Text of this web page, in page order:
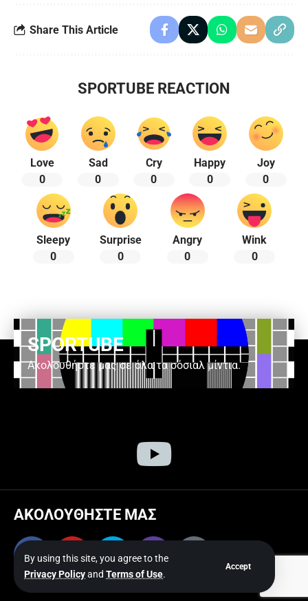
By using this site, you agree to the
Privacy Policyand Terms of Use.
Accept
Share This Article
SPORTUBE REACTION
Love
0
Sad
0
Cry
0
Happy
0
Joy
0
Sleepy
0
Surprise
0
Angry
0
Wink
0
SPORTUBE
Ακολουθήστε μας σε όλα τα σόσιαλ μίντια.
ΑΚΟΛΟΥΘΗΣΤΕ ΜΑΣ